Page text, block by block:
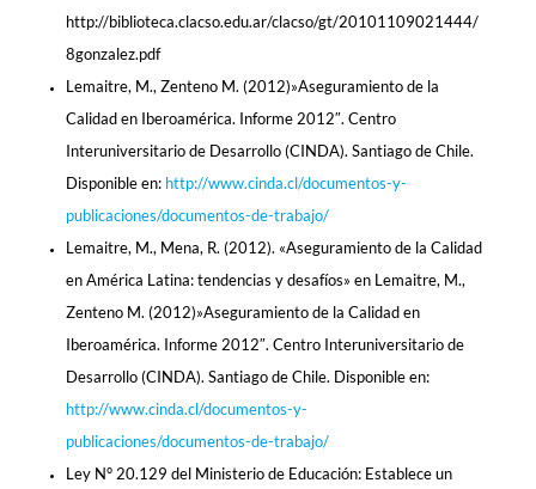
http://biblioteca.clacso.edu.ar/clacso/gt/20101109021444/
8gonzalez.pdf
Lemaitre, M., Zenteno M. (2012)»Aseguramiento de la
Calidad en Iberoamérica. Informe 2012″. Centro
Interuniversitario de Desarrollo (CINDA). Santiago de Chile.
Disponible en: http://www.cinda.cl/documentos-y-
publicaciones/documentos-de-trabajo/
Lemaitre, M., Mena, R. (2012). «Aseguramiento de la Calidad
en América Latina: tendencias y desafíos» en Lemaitre, M.,
Zenteno M. (2012)»Aseguramiento de la Calidad en
Iberoamérica. Informe 2012″. Centro Interuniversitario de
Desarrollo (CINDA). Santiago de Chile. Disponible en:
http://www.cinda.cl/documentos-y-
publicaciones/documentos-de-trabajo/
Ley N° 20.129 del Ministerio de Educación: Establece un